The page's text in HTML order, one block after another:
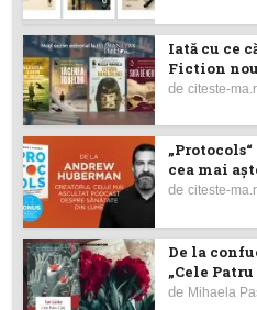
Iată cu ce
Fiction
deciteste-
cea mai
deciteste-
De la
„Cele Patru
de Mihaela